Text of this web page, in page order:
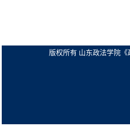
版权所有 山东政法学院《